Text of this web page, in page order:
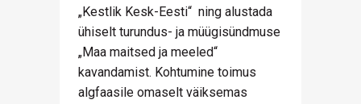
„Kestlik Kesk-Eesti“ ning alustada
ühiselt turundus- ja müügisündmuse
„Maa maitsed ja meeled“
kavandamist. Kohtumine toimus
algfaasile omaselt väiksemas